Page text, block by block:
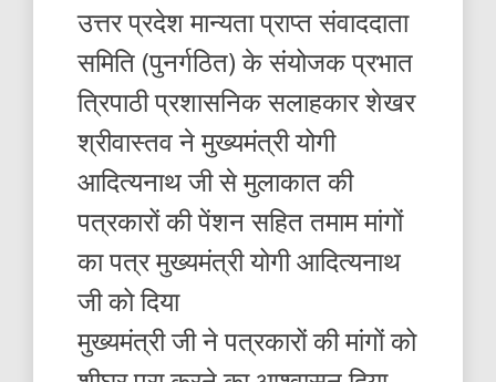
उत्तर प्रदेश मान्यता प्राप्त संवाददाता
समिति (पुनर्गठित) के संयोजक प्रभात
त्रिपाठी प्रशासनिक सलाहकार शेखर
श्रीवास्तव ने मुख्यमंत्री योगी
आदित्यनाथ जी से मुलाकात की
पत्रकारों की पेंशन सहित तमाम मांगों
का पत्र मुख्यमंत्री योगी आदित्यनाथ
जी को दिया
मुख्यमंत्री जी ने पत्रकारों की मांगों को